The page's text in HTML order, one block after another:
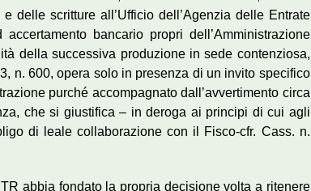
delle scritture all’Ufficio dell’Agenzia delle Entrate
bancario propri dell’Amministrazione
della successiva produzione in sede contenziosa,
n. 600, opera solo in presenza di un invito specifico
purché accompagnato dall’avvertimento circa
che si giustifica – in deroga ai principi di cui agli
di leale collaborazione con il Fisco-cfr. Cass. n.
abbia fondato la propria decisione volta a ritenere